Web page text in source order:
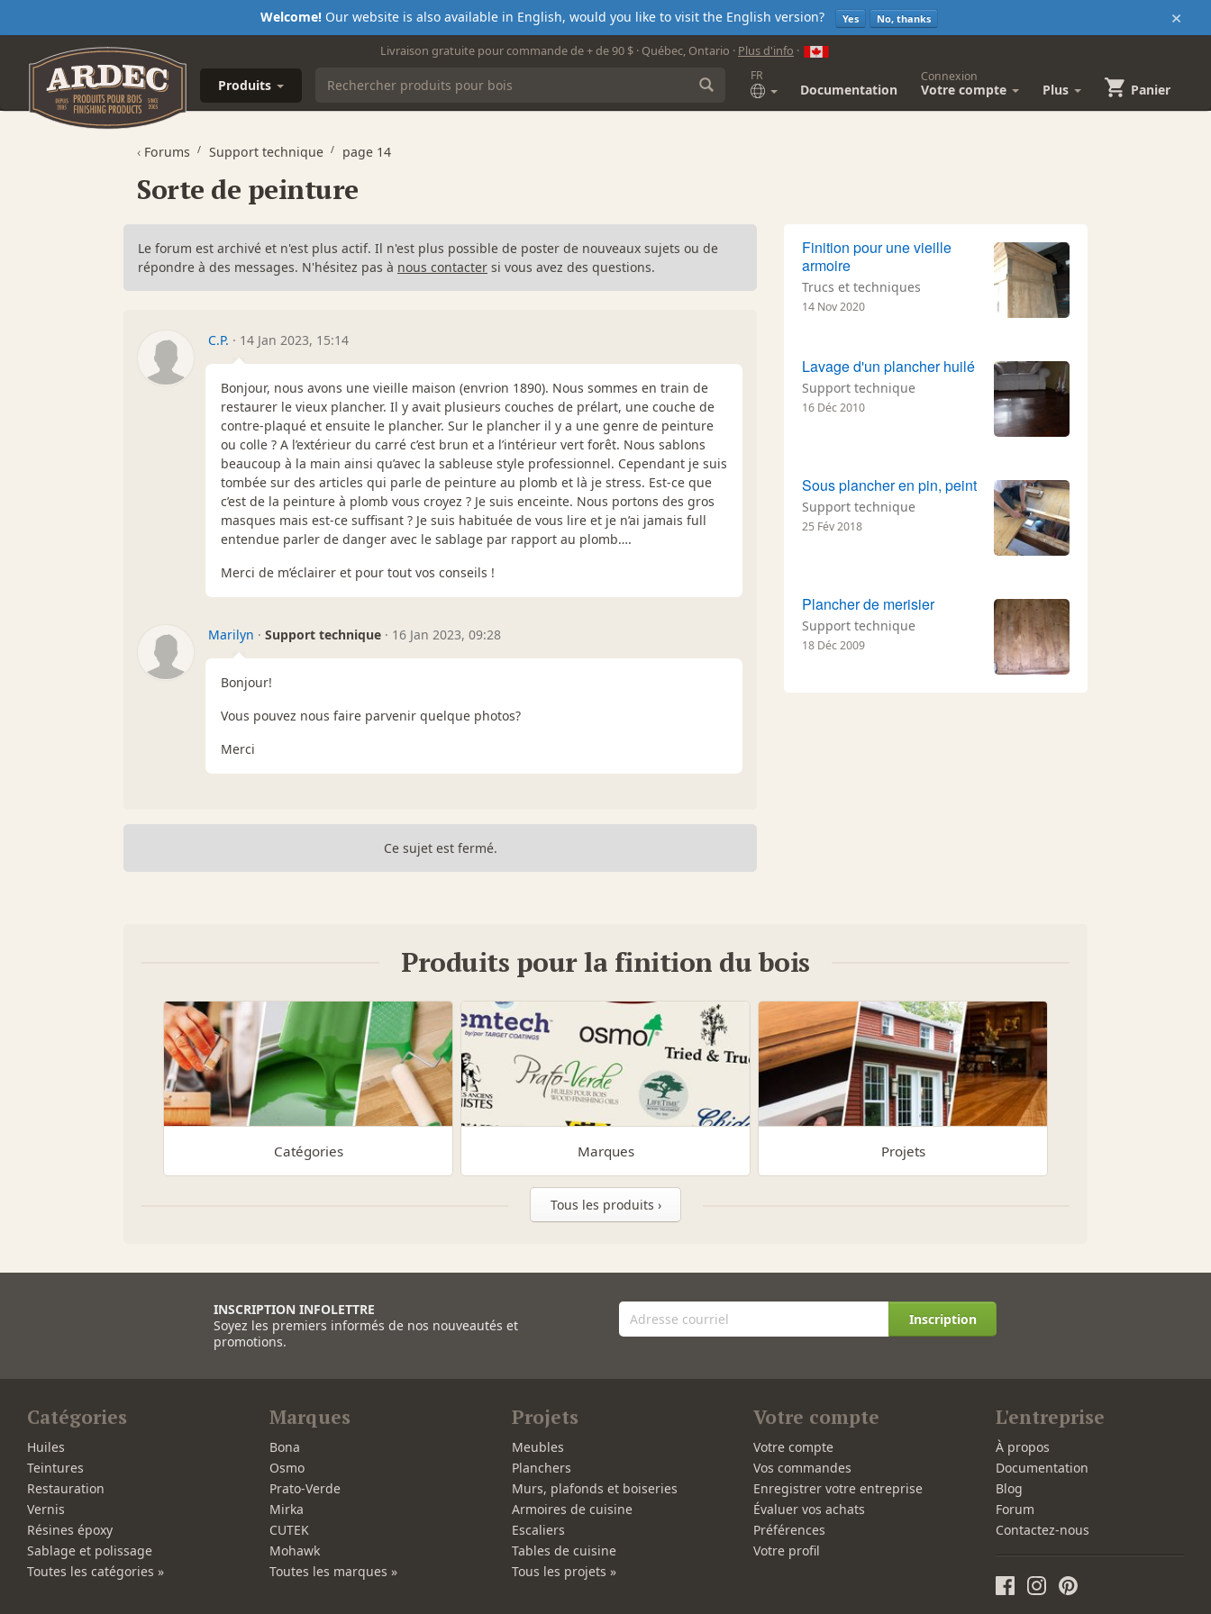
×
Welcome!Our website is also available in English, would you like to visit the English version? Yes No, thanks
Livraison gratuite pour commande de + de 90 $ · Québec, Ontario · Plus d'info ·
Produits
FR
Documentation
Connexion
Votre compte Plus Panier
‹ Forums Support technique page 14
Sorte de peinture
Le forum est archivé et n'est plus actif. Il n'est plus possible de poster de nouveaux sujets ou de
répondre à des messages. N'hésitez pas à nous contacter si vous avez des questions.
C.P. · 14 Jan 2023, 15:14
Bonjour, nous avons une vieille maison (envrion 1890). Nous sommes en train de
restaurer le vieux plancher. Il y avait plusieurs couches de prélart, une couche de
contre-plaqué et ensuite le plancher. Sur le plancher il y a une genre de peinture
ou colle ? A l’extérieur du carré c’est brun et a l’intérieur vert forêt. Nous sablons
beaucoup à la main ainsi qu’avec la sableuse style professionnel. Cependant je suis
tombée sur des articles qui parle de peinture au plomb et là je stress. Est-ce que
c’est de la peinture à plomb vous croyez ? Je suis enceinte. Nous portons des gros
masques mais est-ce suffisant ? Je suis habituée de vous lire et je n’ai jamais full
entendue parler de danger avec le sablage par rapport au plomb….
Merci de m’éclairer et pour tout vos conseils !
Marilyn · Support technique · 16 Jan 2023, 09:28
Bonjour!
Vous pouvez nous faire parvenir quelque photos?
Merci
Ce sujet est fermé.
Finition pour une vieille
armoire
Trucs et techniques
14 Nov 2020
Lavage d'un plancher huilé
Support technique
16 Déc 2010
Sous plancher en pin, peint
Support technique
25 Fév 2018
Plancher de merisier
Support technique
18 Déc 2009
Produits pour la finition du bois
Catégories Marques Projets
Tous les produits ›
INSCRIPTION INFOLETTRE
Soyez les premiers informés de nos nouveautés et
promotions.
Inscription
Catégories
Huiles
Teintures
Restauration
Vernis
Résines époxy
Sablage et polissage
Toutes les catégories »
Marques
Bona
Osmo
Prato-Verde
Mirka
CUTEK
Mohawk
Toutes les marques »
Projets
Meubles
Planchers
Murs, plafonds et boiseries
Armoires de cuisine
Escaliers
Tables de cuisine
Tous les projets »
Votre compte
Votre compte
Vos commandes
Enregistrer votre entreprise
Évaluer vos achats
Préférences
Votre profil
L'entreprise
À propos
Documentation
Blog
Forum
Contactez-nous